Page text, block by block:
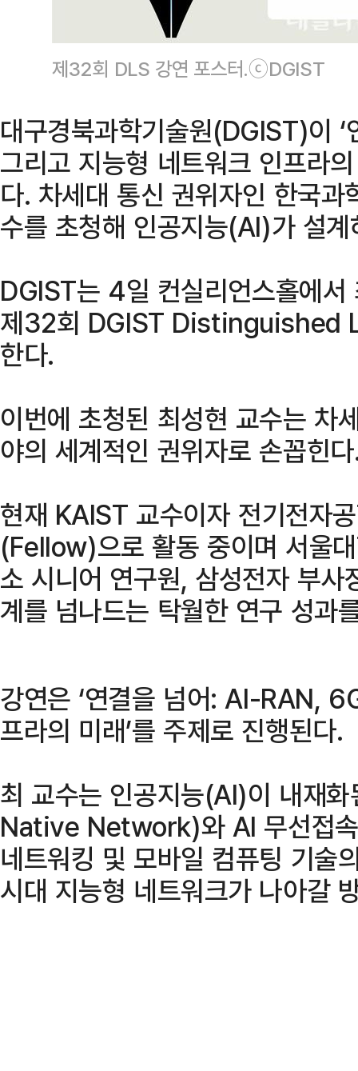
제32회 DLS 강연 포스터.ⓒDGIST
대구경북과학기술원(DGIST)이
그리고 지능형 네트워크 인프라
다. 차세대 통신 권위자인 한국
수를 초청해 인공지능(AI)가 설
DGIST는 4일 컨실리언스홀에
제32회 DGIST Distinguished
한다.
이번에 초청된 최성현 교수는 차
야의 세계적인 권위자로 손꼽힌
현재 KAIST 교수이자 전기전자
(Fellow)으로 활동 중이며 서울
소 시니어 연구원, 삼성전자 부
계를 넘나드는 탁월한 연구 성과
강연은 ‘연결을 넘어: AI-RAN,
프라의 미래’를 주제로 진행된다.
최 교수는 인공지능(AI)이 내재
Native Network)와 AI 무선접
네트워킹 및 모바일 컴퓨팅 기술
시대 지능형 네트워크가 나아갈